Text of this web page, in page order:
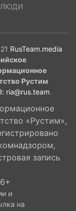
ЛЮДИ
RusTeam.media
Рустим
ria@rus.team.
«Рустим»,
запись
и
на